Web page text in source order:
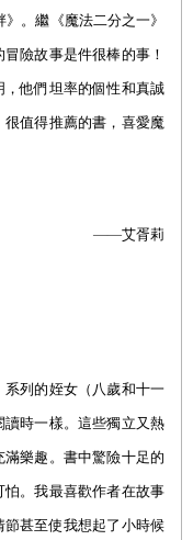
。繼《魔法二分之一》
險故事是件很棒的事！
他們坦率的個性和真誠
值得推薦的書，喜愛魔
——艾胥莉
列的姪女（八歲和十一
時一樣。這些獨立又熱
樂趣。書中驚險十足的
。我最喜歡作者在故事
甚至使我想起了小時候